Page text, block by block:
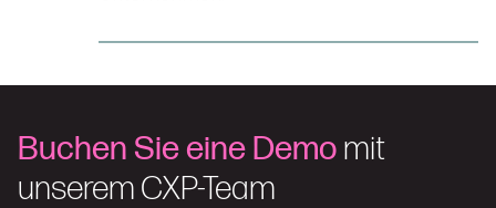
Buchen Sie eine Demomit
unserem CXP-Team